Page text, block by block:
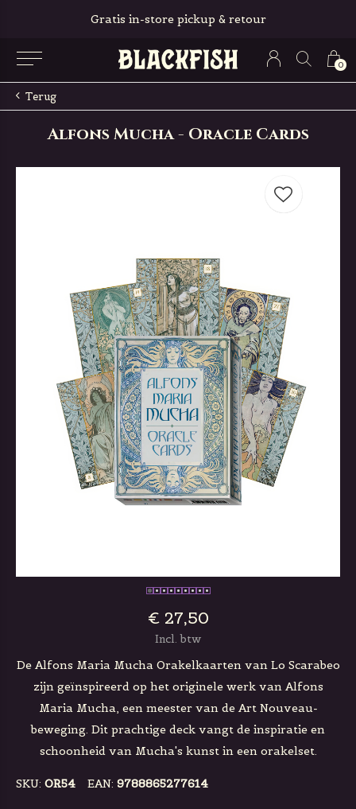
0
Gratis in-store pickup & retour
Terug
Alfons Mucha - Oracle Cards
€ 27,50
Incl. btw
De Alfons Maria Mucha Orakelkaarten van Lo Scarabeo
zijn geïnspireerd op het originele werk van Alfons
Maria Mucha, een meester van de Art Nouveau-
beweging. Dit prachtige deck vangt de inspiratie en
schoonheid van Mucha's kunst in een orakelset.
SKU: OR54 EAN: 9788865277614